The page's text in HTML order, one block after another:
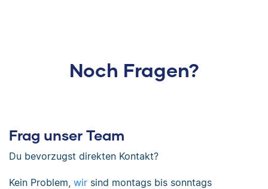
Noch Fragen?
Frag unser Team
Du bevorzugst direkten Kontakt?
Kein Problem, wir sind montags bis sonntags